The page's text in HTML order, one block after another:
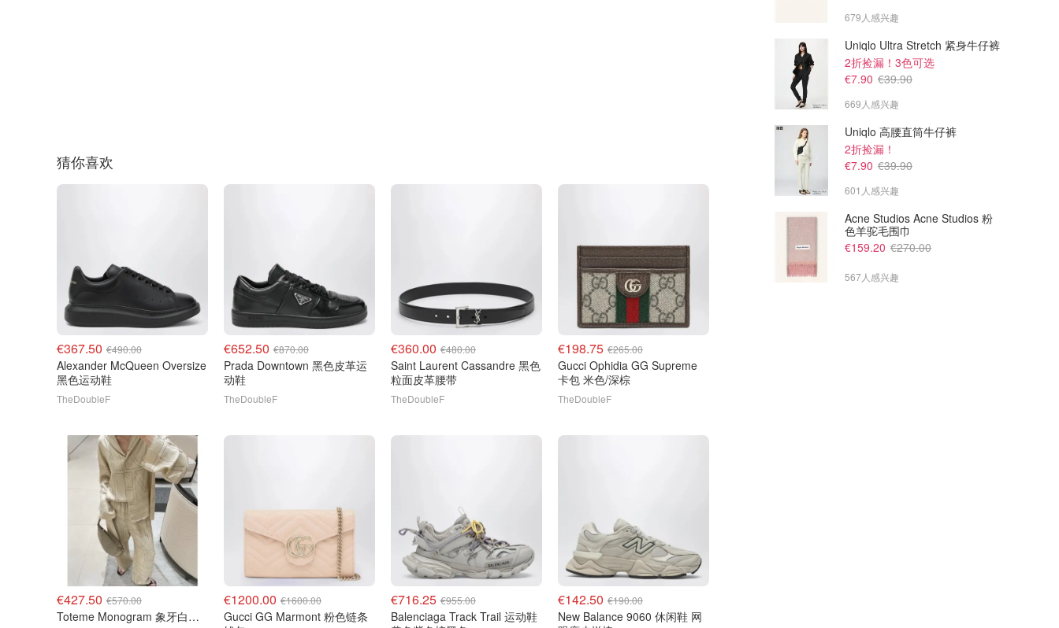
猜你喜欢
€367.50 €490.00
Alexander McQueen Oversize
黑色运动鞋
TheDoubleF
€652.50 €870.00
Prada Downtown 黑色皮革运
动鞋
TheDoubleF
€360.00 €480.00
Saint Laurent Cassandre 黑色
粒面皮革腰带
TheDoubleF
€198.75 €265.00
Gucci Ophidia GG Supreme
卡包 米色/深棕
TheDoubleF
€427.50 €570.00
Toteme Monogram 象牙白真丝睡裤
€1200.00 €1600.00
Gucci GG Marmont 粉色链条
€716.25 €955.00
Balenciaga Track Trail 运动鞋
€142.50 €190.00
New Balance 9060 休闲鞋 网
679人感兴趣
Uniqlo Ultra Stretch 紧身牛仔裤
2折捡漏！3色可选
€7.90 €39.90
669人感兴趣
Uniqlo 高腰直筒牛仔裤
2折捡漏！
€7.90 €39.90
601人感兴趣
Acne Studios Acne Studios 粉
色羊驼毛围巾
€159.20 €270.00
567人感兴趣